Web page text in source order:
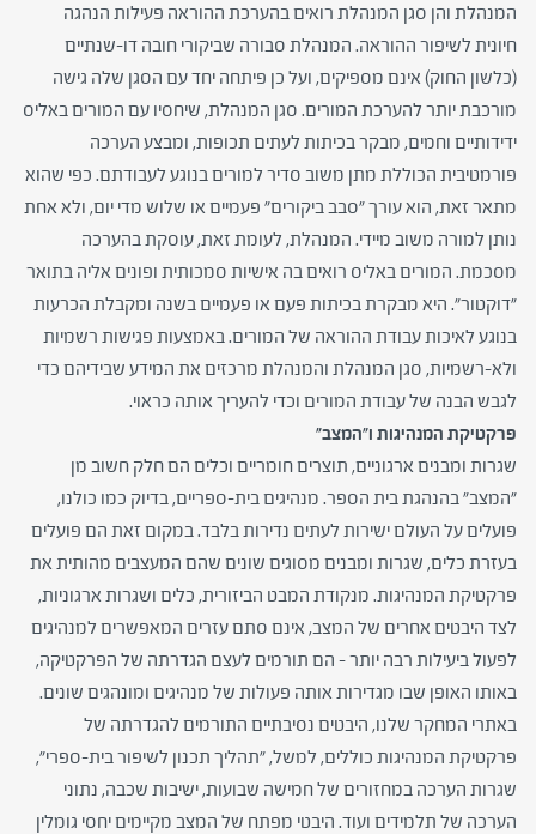
המנהלת והן סגן המנהלת רואים בהערכת ההוראה פעילות הנהגה
חיונית לשיפור ההוראה. המנהלת סבורה שביקורי חובה דו-שנתיים
(כלשון החוק) אינם מספיקים, ועל כן פיתחה יחד עם הסגן שלה גישה
מורכבת יותר להערכת המורים. סגן המנהלת, שיחסיו עם המורים באליס
ידידותיים וחמים, מבקר בכיתות לעתים תכופות, ומבצע הערכה
פורמטיבית הכוללת מתן משוב סדיר למורים בנוגע לעבודתם. כפי שהוא
מתאר זאת, הוא עורך "סבב ביקורים" פעמיים או שלוש מדי יום, ולא אחת
נותן למורה משוב מיידי. המנהלת, לעומת זאת, עוסקת בהערכה
מסכמת. המורים באליס רואים בה אישיות סמכותית ופונים אליה בתואר
"דוקטור". היא מבקרת בכיתות פעם או פעמיים בשנה ומקבלת הכרעות
בנוגע לאיכות עבודת ההוראה של המורים. באמצעות פגישות רשמיות
ולא-רשמיות, סגן המנהלת והמנהלת מרכזים את המידע שבידיהם כדי
לגבש הבנה של עבודת המורים וכדי להעריך אותה כראוי.
פרקטיקת המנהיגות ו"המצב"
שגרות ומבנים ארגוניים, תוצרים חומריים וכלים הם חלק חשוב מן
"המצב" בהנהגת בית הספר. מנהיגים בית-ספריים, בדיוק כמו כולנו,
פועלים על העולם ישירות לעתים נדירות בלבד. במקום זאת הם פועלים
בעזרת כלים, שגרות ומבנים מסוגים שונים שהם המעצבים מהותית את
פרקטיקת המנהיגות. מנקודת המבט הביזורית, כלים ושגרות ארגוניות,
לצד היבטים אחרים של המצב, אינם סתם עזרים המאפשרים למנהיגים
לפעול ביעילות רבה יותר – הם תורמים לעצם הגדרתה של הפרקטיקה,
באותו האופן שבו מגדירות אותה פעולות של מנהיגים ומונהגים שונים.
באתרי המחקר שלנו, היבטים נסיבתיים התורמים להגדרתה של
פרקטיקת המנהיגות כוללים, למשל, "תהליך תכנון לשיפור בית-ספרי",
שגרות הערכה במחזורים של חמישה שבועות, ישיבות שכבה, נתוני
הערכה של תלמידים ועוד. היבטי מפתח של המצב מקיימים יחסי גומלין